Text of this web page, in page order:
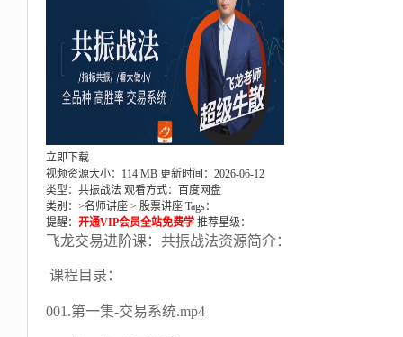
立即下载
视频资源大小：114 MB 更新时间：2026-06-12
类型：共振战法 观看方式：百度网盘
类别：>名师讲座 > 股票讲座 Tags：
提醒： 开通VIP会员全站免费学 推荐星级：
飞龙交易进阶课：共振战法资源简介：
课程目录：
001.第一集-交易系统.mp4